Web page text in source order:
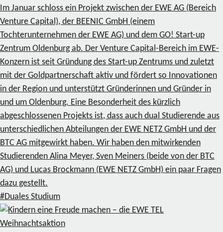
Im Januar schloss ein Projekt zwischen der EWE AG (Bereich
Venture Capital), der BEENIC GmbH (einem
Tochterunternehmen der EWE AG) und dem GO! Start-up
Zentrum Oldenburg ab. Der Venture Capital-Bereich im EWE-
Konzern ist seit Gründung des Start-up Zentrums und zuletzt
mit der Goldpartnerschaft aktiv und fördert so Innovationen
in der Region und unterstützt Gründerinnen und Gründer in
und um Oldenburg. Eine Besonderheit des kürzlich
abgeschlossenen Projekts ist, dass auch dual Studierende aus
unterschiedlichen Abteilungen der EWE NETZ GmbH und der
BTC AG mitgewirkt haben. Wir haben den mitwirkenden
Studierenden Alina Meyer, Sven Meiners (beide von der BTC
AG) und Lucas Brockmann (EWE NETZ GmbH) ein paar Fragen
dazu gestellt.
#Duales Studium